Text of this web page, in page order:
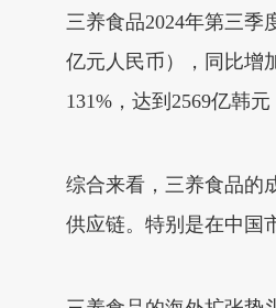
三养食品2024年第三季
亿元人民币），同比增
131%，达到2569亿韩
综合来看，三养食品的
供应链。特别是在中国